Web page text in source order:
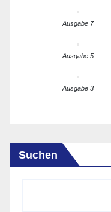
Ausgabe 7
Ausgabe 5
Ausgabe 3
Suchen